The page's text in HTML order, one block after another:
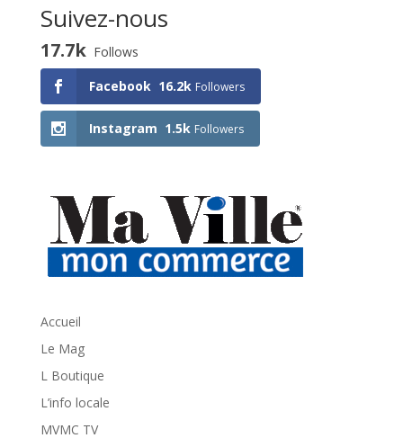
Suivez-nous
17.7k Follows
Facebook 16.2k Followers
Instagram 1.5k Followers
Accueil
Le Mag
L Boutique
L’info locale
MVMC TV